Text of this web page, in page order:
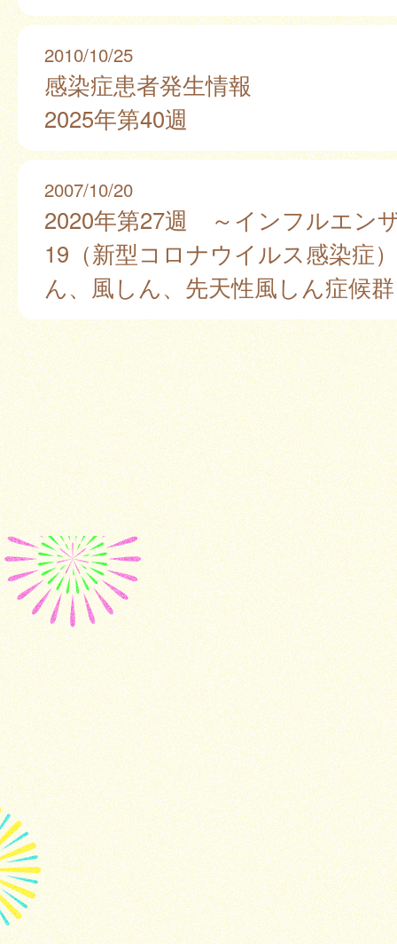
2010/10/25
感染症患者発生情報
2025年第40週
2007/10/20
2020年第27週 ～インフルエン
19（新型コロナウイルス感染症
ん、風しん、先天性風しん症候